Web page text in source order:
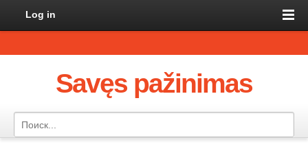
Log in
Savęs pažinimas